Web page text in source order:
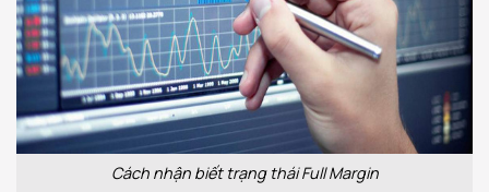
Cách nhận biết trạng thái Full Margin